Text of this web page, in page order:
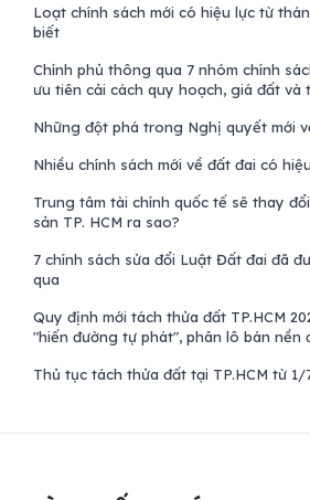
Loạt chính sách mới có hiệu lực từ
biết
Chính phủ thông qua 7 nhóm chính
ưu tiên cải cách quy hoạch, giá đất và
Những đột phá trong Nghị quyết mới
Nhiều chính sách mới về đất đai có
Trung tâm tài chính quốc tế sẽ thay
sản TP. HCM ra sao?
7 chính sách sửa đổi Luật Đất đai đã
qua
Quy định mới tách thửa đất TP.HCM
"hiến đường tự phát", phân lô bán nền
Thủ tục tách thửa đất tại TP.HCM từ 1/